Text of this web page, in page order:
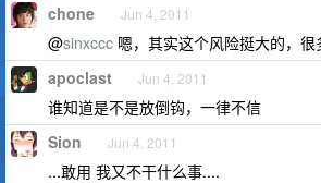
chone Jun 4, 2011
@sinxccc 嗯，其实这个风险挺大的，很
apoclast Jun 4, 2011
谁知道是不是放倒钩，一律不信
Sion Jun 4, 2011
...敢用 我又不干什么事....